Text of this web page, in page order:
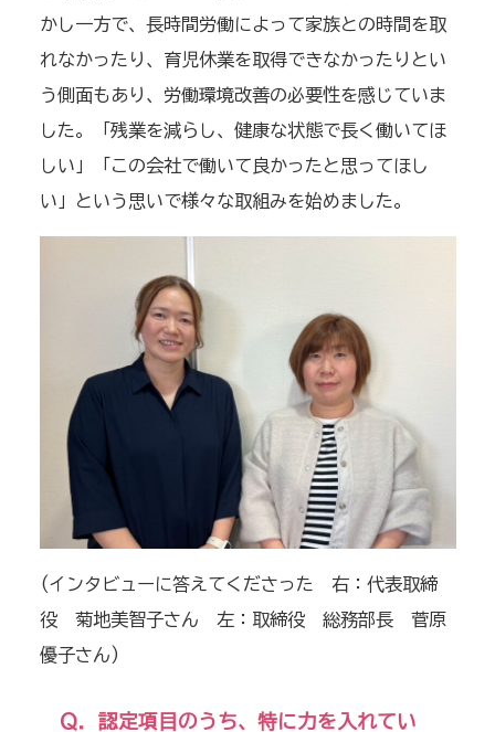
かし一方で、長時間労働によって家族との時間を取
れなかったり、育児休業を取得できなかったりとい
う側面もあり、労働環境改善の必要性を感じていま
した。「残業を減らし、健康な状態で長く働いてほ
しい」「この会社で働いて良かったと思ってほし
い」という思いで様々な取組みを始めました。
(インタビューに答えてくださった 右：代表取締
役 菊地美智子さん 左：取締役 総務部長 菅原
優子さん )
Ｑ．認定項目のうち、特に力を入れてい